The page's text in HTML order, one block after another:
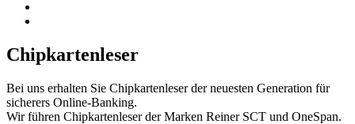
Chipkartenleser
Bei uns erhalten Sie Chipkartenleser der neuesten Generation für
sicherers Online-Banking.
Wir führen Chipkartenleser der Marken Reiner SCT und OneSpan.